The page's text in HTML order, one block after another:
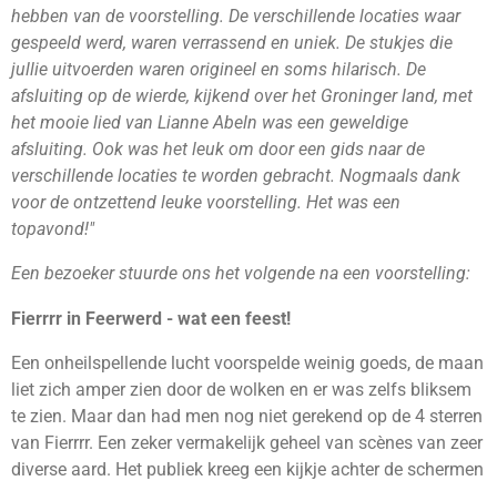
hebben van de voorstelling. De verschillende locaties waar
gespeeld werd, waren verrassend en uniek. De stukjes die
jullie uitvoerden waren origineel en soms hilarisch. De
afsluiting op de wierde, kijkend over het Groninger land, met
het mooie lied van Lianne Abeln was een geweldige
afsluiting. Ook was het leuk om door een gids naar de
verschillende locaties te worden gebracht. Nogmaals dank
voor de ontzettend leuke voorstelling. Het was een
topavond!"
Een bezoeker stuurde ons het volgende na een voorstelling:
Fierrrr in Feerwerd - wat een feest!
Een onheilspellende lucht voorspelde weinig goeds, de maan
liet zich amper zien door de wolken en er was zelfs bliksem
te zien. Maar dan had men nog niet gerekend op de 4 sterren
van Fierrrr. Een zeker vermakelijk geheel van scènes van zeer
diverse aard. Het publiek kreeg een kijkje achter de schermen